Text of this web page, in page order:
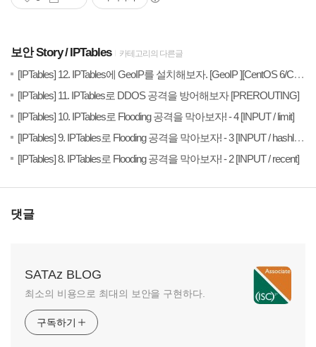
보안 Story IPTables 카테고리의 다른글
[IPTables] 12. IPTables에 GeoIP를 설치해보자. [GeoIP ][CentOS 6/CentOS 7]
[IPTables] 11. IPTables로 DDOS 공격을 방어해보자 [PREROUTING]
[IPTables] 10. IPTables로 Flooding 공격을 막아보자! - 4 [INPUT / limit]
[IPTables] 9. IPTables로 Flooding 공격을 막아보자! - 3 [INPUT / hashlimit]
[IPTables] 8. IPTables로 Flooding 공격을 막아보자! - 2 [INPUT / recent]
댓글
SATAz BLOG
최소의 비용으로 최대의 보안을 구현하다.
구독하기